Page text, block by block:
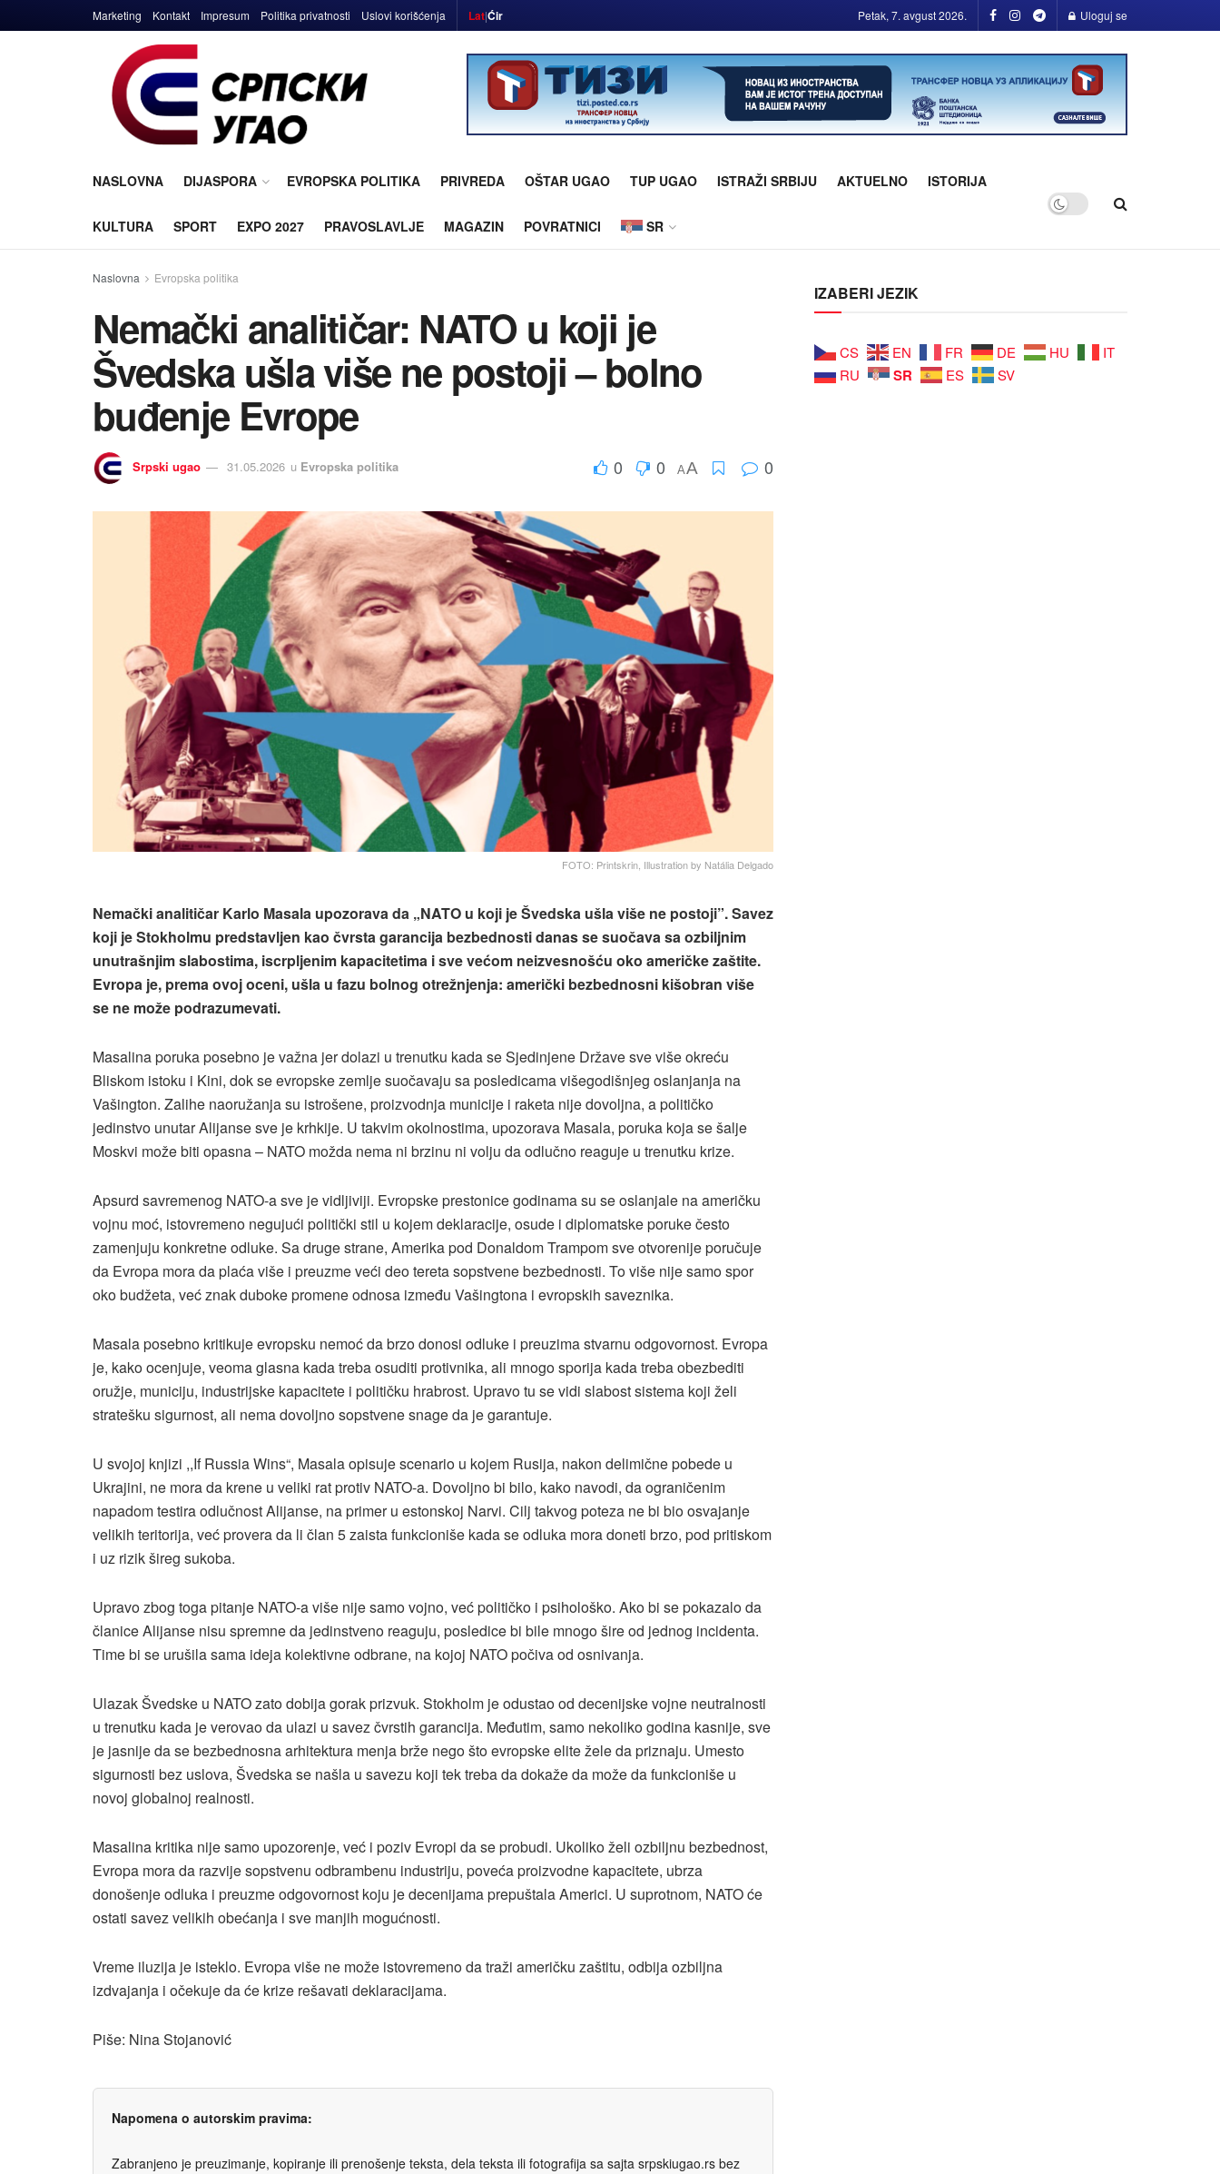
Marketing Kontakt Impresum Politika privatnosti Uslovi korišćenja Lat|Ćir Petak, 7. avgust 2026. Uloguj se
NASLOVNA DIJASPORA EVROPSKA POLITIKA PRIVREDA OŠTAR UGAO TUP UGAO ISTRAŽI SRBIJU AKTUELNO ISTORIJA
KULTURA SPORT EXPO 2027 PRAVOSLAVLJE MAGAZIN POVRATNICI SR
Naslovna Evropska politika
Nemački analitičar: NATO u koji je
Švedska ušla više ne postoji – bolno
buđenje Evrope
Srpski ugao 31.05.2026 u Evropska politika 0 0 AA 0
FOTO: Printskrin, Illustration by Natália Delgado
Nemački analitičar Karlo Masala upozorava da „NATO u koji je Švedska ušla više ne postoji”. Savez
koji je Stokholmu predstavljen kao čvrsta garancija bezbednosti danas se suočava sa ozbiljnim
unutrašnjim slabostima, iscrpljenim kapacitetima i sve većom neizvesnošću oko američke zaštite.
Evropa je, prema ovoj oceni, ušla u fazu bolnog otrežnjenja: američki bezbednosni kišobran više
se ne može podrazumevati.
Masalina poruka posebno je važna jer dolazi u trenutku kada se Sjedinjene Države sve više okreću
Bliskom istoku i Kini, dok se evropske zemlje suočavaju sa posledicama višegodišnjeg oslanjanja na
Vašington. Zalihe naoružanja su istrošene, proizvodnja municije i raketa nije dovoljna, a političko
jedinstvo unutar Alijanse sve je krhkije. U takvim okolnostima, upozorava Masala, poruka koja se šalje
Moskvi može biti opasna – NATO možda nema ni brzinu ni volju da odlučno reaguje u trenutku krize.
Apsurd savremenog NATO-a sve je vidljiviji. Evropske prestonice godinama su se oslanjale na američku
vojnu moć, istovremeno negujući politički stil u kojem deklaracije, osude i diplomatske poruke često
zamenjuju konkretne odluke. Sa druge strane, Amerika pod Donaldom Trampom sve otvorenije poručuje
da Evropa mora da plaća više i preuzme veći deo tereta sopstvene bezbednosti. To više nije samo spor
oko budžeta, već znak duboke promene odnosa između Vašingtona i evropskih saveznika.
Masala posebno kritikuje evropsku nemoć da brzo donosi odluke i preuzima stvarnu odgovornost. Evropa
je, kako ocenjuje, veoma glasna kada treba osuditi protivnika, ali mnogo sporija kada treba obezbediti
oružje, municiju, industrijske kapacitete i političku hrabrost. Upravo tu se vidi slabost sistema koji želi
stratešku sigurnost, ali nema dovoljno sopstvene snage da je garantuje.
U svojoj knjizi ,,If Russia Wins“, Masala opisuje scenario u kojem Rusija, nakon delimične pobede u
Ukrajini, ne mora da krene u veliki rat protiv NATO-a. Dovoljno bi bilo, kako navodi, da ograničenim
napadom testira odlučnost Alijanse, na primer u estonskoj Narvi. Cilj takvog poteza ne bi bio osvajanje
velikih teritorija, već provera da li član 5 zaista funkcioniše kada se odluka mora doneti brzo, pod pritiskom
i uz rizik šireg sukoba.
Upravo zbog toga pitanje NATO-a više nije samo vojno, već političko i psihološko. Ako bi se pokazalo da
članice Alijanse nisu spremne da jedinstveno reaguju, posledice bi bile mnogo šire od jednog incidenta.
Time bi se urušila sama ideja kolektivne odbrane, na kojoj NATO počiva od osnivanja.
Ulazak Švedske u NATO zato dobija gorak prizvuk. Stokholm je odustao od decenijske vojne neutralnosti
u trenutku kada je verovao da ulazi u savez čvrstih garancija. Međutim, samo nekoliko godina kasnije, sve
je jasnije da se bezbednosna arhitektura menja brže nego što evropske elite žele da priznaju. Umesto
sigurnosti bez uslova, Švedska se našla u savezu koji tek treba da dokaže da može da funkcioniše u
novoj globalnoj realnosti.
Masalina kritika nije samo upozorenje, već i poziv Evropi da se probudi. Ukoliko želi ozbiljnu bezbednost,
Evropa mora da razvije sopstvenu odbrambenu industriju, poveća proizvodne kapacitete, ubrza
donošenje odluka i preuzme odgovornost koju je decenijama prepuštala Americi. U suprotnom, NATO će
ostati savez velikih obećanja i sve manjih mogućnosti.
Vreme iluzija je isteklo. Evropa više ne može istovremeno da traži američku zaštitu, odbija ozbiljna
izdvajanja i očekuje da će krize rešavati deklaracijama.
Piše: Nina Stojanović
Napomena o autorskim pravima:
Zabranjeno je preuzimanje, kopiranje ili prenošenje teksta, dela teksta ili fotografija sa sajta srpskiugao.rs bez
IZABERI JEZIK
CS EN FR DE HU
IT
RU
SR ES SV